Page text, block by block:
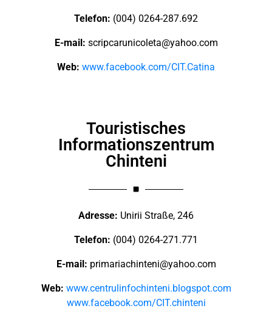
Telefon: (004) 0264-287.692
E-mail: scripcarunicoleta@yahoo.com
Web: www.facebook.com/CIT.Catina
Touristisches
Informationszentrum
Chinteni
Adresse: Unirii Straße, 246
Telefon: (004) 0264-271.771
E-mail: primariachinteni@yahoo.com
Web: www.centrulinfochinteni.blogspot.com
www.facebook.com/CIT.chinteni